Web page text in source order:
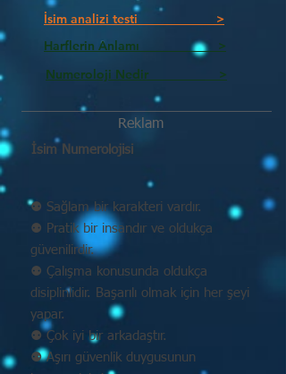
İsim analizi testi >
Harflerin Anlamı >
Numeroloji Nedir_________ >
Reklam
İsim Numerolojisi
⚉ Sağlam bir karakteri vardır.
⚉ Pratik bir insandır ve oldukça
güvenilirdir.
⚉ Çalışma konusunda oldukça
disiplinlidir. Başarılı olmak için her şeyi
yapar.
⚉ Çok iyi bir arkadaştır.
⚉ Aşırı güvenlik duygusunun